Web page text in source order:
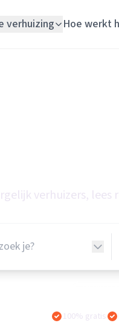
verhuizing Hoe werkt
verhuizers,
100% gratis